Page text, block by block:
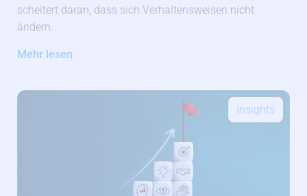
scheitert daran, dass sich Verhaltensweisen nicht
ändern.
Mehr lesen
Insights